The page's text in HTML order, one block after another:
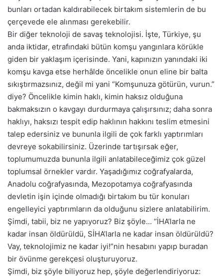
bunları ortadan kaldırabilecek birtakım sistemlerin de bu
çerçevede ele alınması gerekebilir.
Bir diğer teknoloji de savaş teknolojisi. İşte, Türkiye, şu
anda iktidar, etrafındaki bütün komşu yangınlara körükle
giden bir yaklaşım içerisinde. Yani, kapınızın yanındaki iki
komşu kavga etse herhâlde öncelikle onun eline bir balta
sıkıştırmazsınız, değil mi yani “Komşunuza götürün, vurun.”
diye? Öncelikle kimin haklı, kimin haksız olduğuna
bakmaksızın o kavgayı durdurmaya çalışırsınız; daha sonra
haklıyı, haksızı tespit edip haklının hakkını teslim etmesini
talep edersiniz ve bununla ilgili de çok farklı yaptırımları
devreye sokabilirsiniz. Üzerinde tartışırsak eğer,
toplumumuzda bununla ilgili anlatabileceğimiz çok güzel
toplumsal örnekler vardır. Yaşadığımız coğrafyalarda,
Anadolu coğrafyasında, Mezopotamya coğrafyasında
devletin işin içinde olmadığı birtakım bu tür konuları
engelleyici yaptırımların da olduğunu sizlere anlatabilirim.
Şimdi, tabii, biz ne yapıyoruz? Biz şöyle… “İHA’larla ne
kadar insan öldürüldü, SİHA’larla ne kadar insan öldürüldü?
Vay, teknolojimiz ne kadar iyi!”nin hesabını yapıp buradan
bir övünme gerekçesi oluşturuyoruz.
Şimdi, biz şöyle biliyoruz hep, şöyle değerlendiriyoruz: